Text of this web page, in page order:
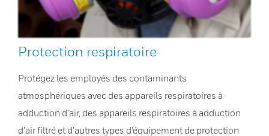
Protection respiratoire
Protégez les employés des contaminants
atmosphériques avec des appareils respiratoires à
adduction d’air, des appareils respiratoires à adduction
d’air filtré et d’autres types d’équipement de protection